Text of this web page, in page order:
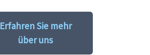
Erfahren Sie mehr
über uns